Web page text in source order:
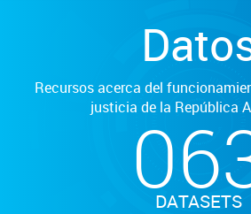
Recursos acerca del
justicia de la República
DATASETS